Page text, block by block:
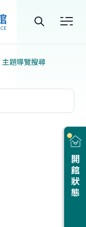
站
尋
開館狀態
主題導覽搜尋